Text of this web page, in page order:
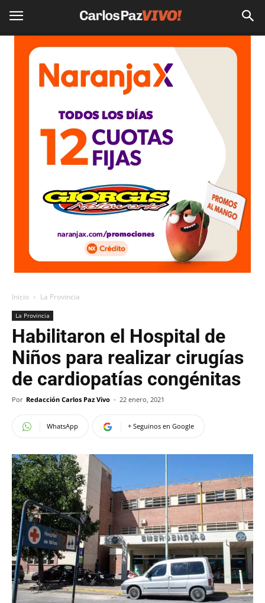
Inicio La Provincia
La Provincia
Habilitaron el Hospital de
Niños para realizar cirugías
de cardiopatías congénitas
Por Redacción Carlos Paz Vivo - 22 enero, 2021
WhatsApp + Seguinos en Google